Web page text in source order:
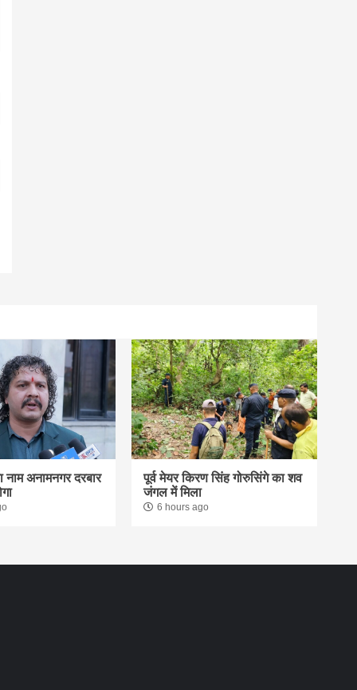
नाम अनामनगर दरबार
पूर्व मेयर किरण सिंह गोरुसिंगे का शव
जंगल में मिला
6 hours ago